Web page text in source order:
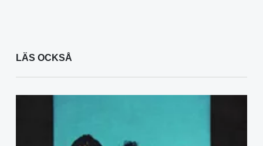
LÄS OCKSÅ